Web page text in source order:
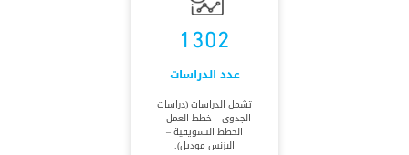
1302
عدد الدراسات
تشمل الدراسات (دراسات
الجدوى – خطط العمل –
الخطط التسويقية –
البزنس موديل).